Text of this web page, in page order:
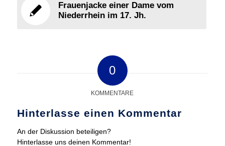
Frauenjacke einer Dame vom
Niederrhein im 17. Jh.
0
KOMMENTARE
Hinterlasse einen Kommentar
An der Diskussion beteiligen?
Hinterlasse uns deinen Kommentar!